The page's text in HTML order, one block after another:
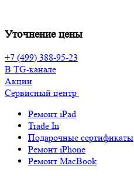
Уточнение цены
+7 (499) 388-95-23
В TG-канале
Акции
Сервисный центр
Ремонт iPad
Trade In
Подарочные сертификаты
Ремонт iPhone
Ремонт MacBook